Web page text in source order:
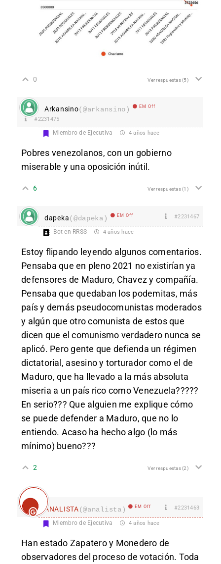
0 Ver respuestas(5)
Arkansino(@arkansino) EM Off
#2231475
Miembro de Ejecutiva 4 años hace
Pobres venezolanos, con un gobierno
miserable y una oposición inútil.
6 Ver respuestas(1)
dapeka(@dapeka) EM Off #2231467
Bot en RRSS 4 años hace
Estoy flipando leyendo algunos comentarios.
Pensaba que en pleno 2021 no existirían ya
defensores de Maduro, Chavez y compañía.
Pensaba que quedaban los podemitas, más
país y demás pseudocomunistas moderados
y algún que otro comunista de estos que
dicen que el comunismo verdadero nunca se
aplicó. Pero gente que defienda un régimen
dictatorial, asesino y torturador como el de
Maduro, que ha llevado a la más absoluta
miseria a un país rico como Venezuela?????
En serio??? Que alguien me explique cómo
se puede defender a Maduro, que no lo
entiendo. Acaso ha hecho algo (lo más
mínimo) bueno???
2 Ver respuestas(2)
ANALISTA(@analista) EM Off #2231463
Miembro de Ejecutiva 4 años hace
Han estado Zapatero y Monedero de
observadores del proceso de votación. Toda